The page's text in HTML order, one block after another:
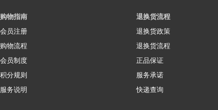
购物指南
会员注册
购物流程
会员制度
积分规则
服务说明
退换货流程
退换货政策
退换货流程
正品保证
服务承诺
快递查询